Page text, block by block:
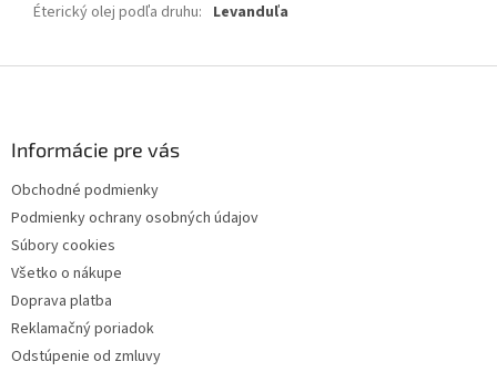
Éterický olej podľa druhu: Levanduľa
Informácie pre vás
Obchodné podmienky
Podmienky ochrany osobných údajov
Súbory cookies
Všetko o nákupe
Doprava platba
Reklamačný poriadok
Odstúpenie od zmluvy